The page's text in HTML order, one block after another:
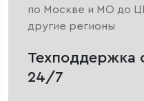
по Москве и МО до
другие регионы
Техподдержка
24/7